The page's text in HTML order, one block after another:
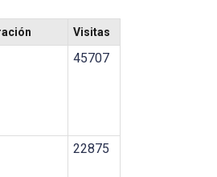
Visitas
45707
22875